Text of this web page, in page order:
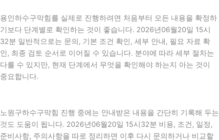
용인하수구막힘를 실제로 진행하려면 처음부터 모든 내용을 확정하
기보다 단계별로 확인하는 것이 좋습니다. 2026년06월20일 15시
32분 일반적으로는 문의, 기본 조건 확인, 세부 안내, 필요 자료 확
인, 최종 검토 순서로 이어질 수 있습니다. 분야에 따라 세부 절차는
다를 수 있지만, 현재 단계에서 무엇을 확인해야 하는지 아는 것이
중요합니다.
노원구하수구막힘 진행 중에는 안내받은 내용을 간단히 기록해 두는
것도 도움이 됩니다. 2026년06월20일 15시32분 비용, 조건, 일정,
준비사항, 주의사항을 따로 정리하면 이후 다시 문의하거나 비교할